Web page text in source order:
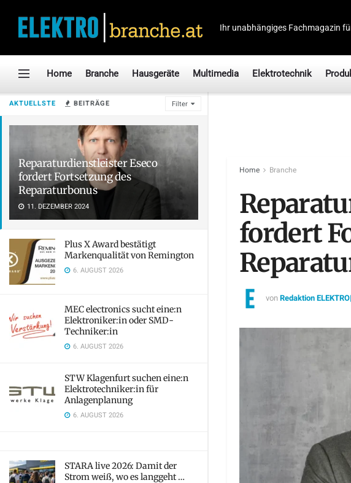
AKTUELLSTE BEITRÄGE Filter
Reparaturdienstleister Eseco
fordert Fortsetzung des
Reparaturbonus
11. DEZEMBER 2024
Plus X Award bestätigt
Markenqualität von Remington
6. AUGUST 2026
MEC electronics sucht eine:n
Elektroniker:in oder SMD-
Techniker:in
6. AUGUST 2026
STW Klagenfurt suchen eine:n
Elektrotechniker:in für
Anlagenplanung
6. AUGUST 2026
STARA live 2026: Damit der
Strom weiß, wo es langgeht …
Ihr unabhängiges Fachmagazin
Home Branche Hausgeräte Multimedia Elektrotechnik
Home Branche
fordert
vonRedaktion